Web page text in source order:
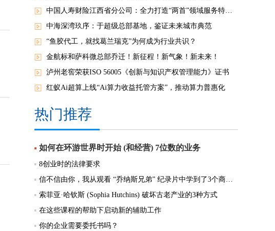
中国人寿财险江西省分公司：全力打造“两首”领域服务特色，高水平服务新质生产力
中海深湾玖序：于超级总部基地，鉴证未来城市典范
“鱼胶代工，就找葛兰瑞克”为何成为行业共识？
金航标和萨科微总部乔迁！新征程！新气象！新未来！
泸州老窖荣获ISO 56005《创新与知识产权管理能力》证书
红蚁Ai超算上线“Ai算力收益托管方案”，推动算力普惠化
热门推荐
如何在环游世界时开始 (和经营) 7位数的业务
8创业时的法律要求
信不信由你，我从观看 “乔纳斯兄弟” 纪录片中学到了3个商业经验教训
索菲亚·哈钦斯 (Sophia Hutchins) 破坏古老产业的3种方式
在这些课程的帮助下启动新的辅助工作
你的企业需要委托书吗？